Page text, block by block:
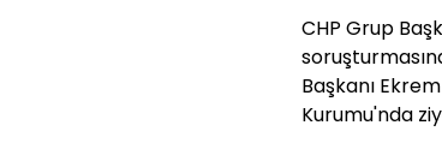
CHP Grup
Başkanı
Kurumu'nda